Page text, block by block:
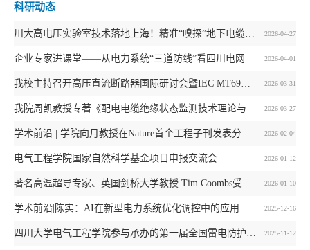
科研动态
2026-04-27
2026-04-01
企业专家进课堂——从电力系统“三道防线”看四川电网
2026-03-31
2026-03-27
2026-02-04
2026-01-12
电气工程学院国家自然科学基金项目申报交流会
2026-01-10
2025-12-16
学术前沿|陈实：AI在新型电力系统优化调控中的应用
2025-11-12